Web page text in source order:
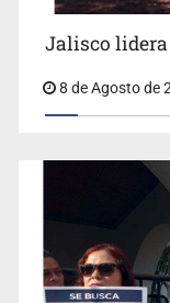
Concierto patrio
Jalisco
8 de Agosto de